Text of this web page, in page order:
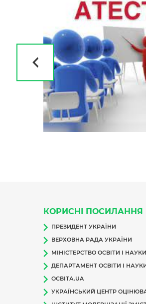
КОРИСНІ ПОСИЛАННЯ
ПРЕЗИДЕНТ УКРАЇНИ
ВЕРХОВНА РАДА УКРАЇНИ
МІНІСТЕРСТВО ОСВІТИ І
ДЕПАРТАМЕНТ ОСВІТИ І
ОСВІТА.UA
УКРАЇНСЬКИЙ ЦЕНТР